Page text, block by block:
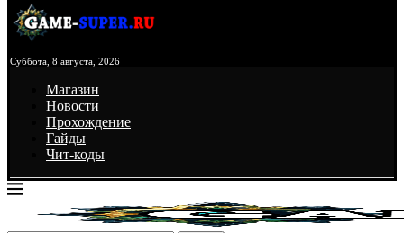
Суббота, 8 августа, 2026
Магазин
Новости
Прохождение
Гайды
Чит-коды